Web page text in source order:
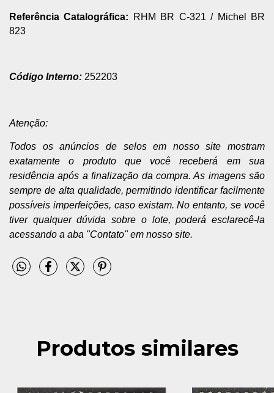
Referência Catalográfica: RHM BR C-321/ Michel BR
823
Código Interno: 252203
Atenção:
Todos os anúncios de selos em nosso site mostram
exatamente o produto que você receberá em sua
residência após a finalização da compra. As imagens são
sempre de alta qualidade, permitindo identificar facilmente
possíveis imperfeições, caso existam. No entanto, se você
tiver qualquer dúvida sobre o lote, poderá esclarecê-la
acessando a aba "Contato" em nosso site.
Produtos similares